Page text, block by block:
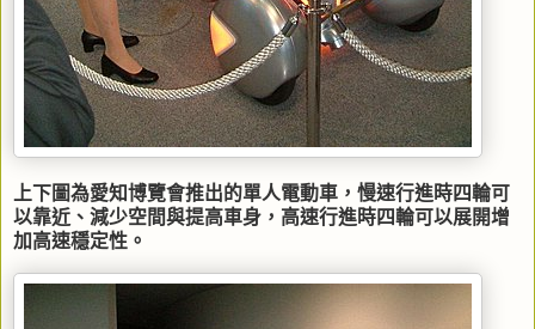
上下圖為愛知博覽會推出的單人電動車，慢速行進時四輪可
以靠近、減少空間與提高車身，高速行進時四輪可以展開增
加高速穩定性。